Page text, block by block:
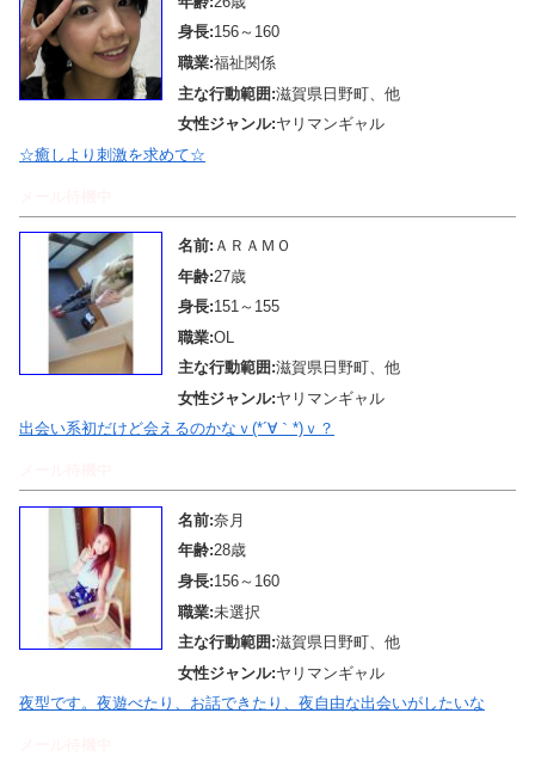
身長:156～160
職業:福祉関係
主な行動範囲:滋賀県日野町、他
女性ジャンル:ヤリマンギャル
☆癒しより刺激を求めて☆
名前: ＡＲＡＭＯ
年齢:27歳
身長:151～155
職業:OL
主な行動範囲:滋賀県日野町、他
女性ジャンル:ヤリマンギャル
出会い系初だけど会えるのかなｖ(*´∀｀*)ｖ？
名前:奈月
年齢:28歳
身長:156～160
職業:未選択
主な行動範囲:滋賀県日野町、他
女性ジャンル:ヤリマンギャル
夜型です。夜遊べたり、お話できたり、夜自由な出会いがしたいな